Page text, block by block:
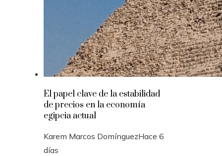
El papel clave de la estabilidad
de precios en la economía
egipcia actual
Karem Marcos DomínguezHace 6
días